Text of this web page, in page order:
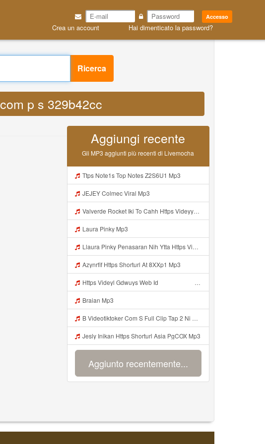
Accesso
Crea un account Hai dimenticato la password?
Ricerca
p s 329b42cc
Aggiungi recente
Gli MP3 aggiunti più recenti di Livemocha
Ttps Note1s Top Notes Z2S6U1 Mp3
JEJEY Colmec Viral Mp3
Valverde Rocket Iki To Cahh Https Videyyp Mjvry Web Id ᅠ ᅠ ᅠ ᅠ ᅠ ᅠ ᅠ ᅠ ᅠ ᅠ ᅠ ᅠ ᅠ ᅠ ᅠ ᅠ ᅠ ᅠ ᅠ ᅠ Ok ᅠ ᅠ ᅠ ᅠ ᅠ ᅠ ᅠ ᅠ ᅠ ᅠ ᅠ ᅠ ᅠ ᅠ ᅠ ᅠ ᅠ ᅠ ᅠ ᅠ ᅠ ᅠ ᅠ ᅠ ᅠ ᅠ ᅠ ᅠ ᅠ ᅠ ᅠ ᅠ ᅠ ᅠ ᅠ ᅠ ᅠ ᅠ ᅠ ᅠ Mp3
Laura Pinky Mp3
Llaura Pinky Penasaran Nih Ytta Https Videyyl Mdfro Web Id Mp3
Azynrfif Https Shorturl At 8XXp1 Mp3
Https Videyl Gdwuys Web Id ᅠ ᅠ ᅠ ᅠ ᅠ ᅠ ᅠ ᅠ ᅠ ᅠ ᅠ Mp3
Braian Mp3
B Videotiktoker Com S Full Clip Tap 2 Ni Moc Idol Tik Tokz1u15kvmqd1pzi1 Mp3
Jesly Inikan Https Shorturl Asia PgCOX Mp3
Aggiunto recentemente...